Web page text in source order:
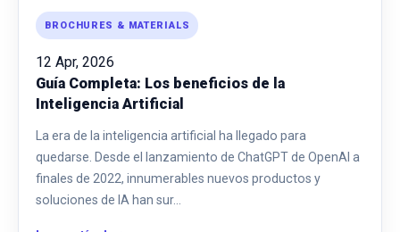
BROCHURES & MATERIALS
12 Apr, 2026
Guía Completa: Los beneficios de la
Inteligencia Artificial
La era de la inteligencia artificial ha llegado para
quedarse. Desde el lanzamiento de ChatGPT de OpenAI a
finales de 2022, innumerables nuevos productos y
soluciones de IA han sur…